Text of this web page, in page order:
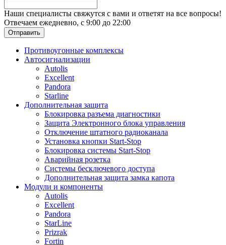
Наши специалисты свяжутся с вами и ответят на все вопросы!
Отвечаем ежедневно, с 9:00 до 22:00
Отправить
Противоугонные комплексы
Автосигнализации
Autolis
Excellent
Pandora
Starline
Дополнительная защита
Блокировка разъема диагностики
Защита Электронного блока управления
Отключение штатного радиоканала
Установка кнопки Start-Stop
Блокировка системы Start-Stop
Аварийная розетка
Системы бесключевого доступа
Дополнительная защита замка капота
Модули и компоненты
Autolis
Excellent
Pandora
StarLine
Prizrak
Fortin